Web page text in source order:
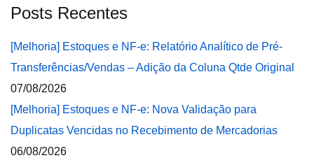
Posts Recentes
[Melhoria] Estoques e NF-e: Relatório Analítico de Pré-
Transferências/Vendas – Adição da Coluna Qtde Original
07/08/2026
[Melhoria] Estoques e NF-e: Nova Validação para
Duplicatas Vencidas no Recebimento de Mercadorias
06/08/2026